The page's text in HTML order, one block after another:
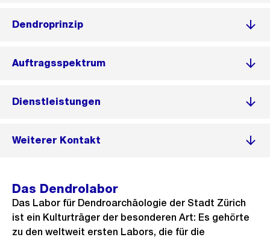
Dendroprinzip
Auftragsspektrum
Dienstleistungen
Weiterer Kontakt
Das Dendrolabor
Das Labor für Dendroarchäologie der Stadt Zürich
ist ein Kulturträger der besonderen Art: Es gehörte
zu den weltweit ersten Labors, die für die